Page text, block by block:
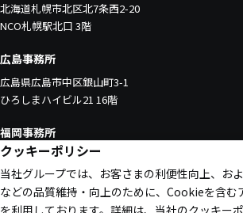
北海道札幌市北区北7条西2-20
NCO札幌駅北口 3階
広島事務所
広島県広島市中区銀山町3-1
ひろしまハイビル21 16階
福岡事務所
福岡県福岡市中央区天神1-4-1
西日本新聞会館 16階
クッキーポリシー
当社グループでは、お客さまの利便性向上、お
などの品質維持・向上のために、Cookieを含む
を利用しております。 詳細は、当社のクッキー